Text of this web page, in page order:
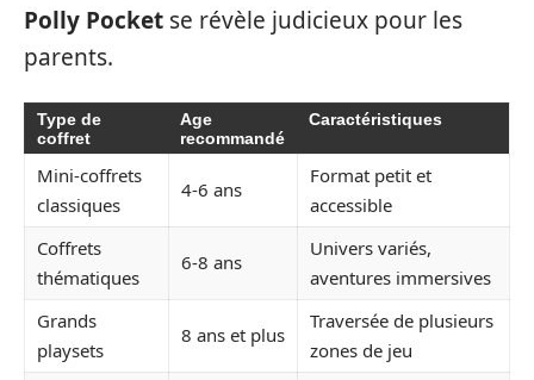
Polly Pocket se révèle judicieux pour les
parents.
Type de
coffret
Age
recommandé
Caractéristiques
Mini-coffrets
classiques
4-6 ans
Format petit et
accessible
Coffrets
thématiques
6-8 ans
Univers variés,
aventures immersives
Grands
playsets
8 ans et plus
Traversée de plusieurs
zones de jeu